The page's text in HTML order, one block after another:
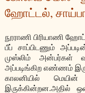
ஹோட்டல்,
நூராணி பிரியாணி
பீப் சாப்பிடணும்
முஸ்லிம் அன்பர்கள்
அப்படிங்கிற எண்ணம்
காலனியில்
இருக்கின்றன.அதில்